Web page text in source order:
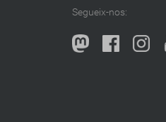
Segueix-nos: